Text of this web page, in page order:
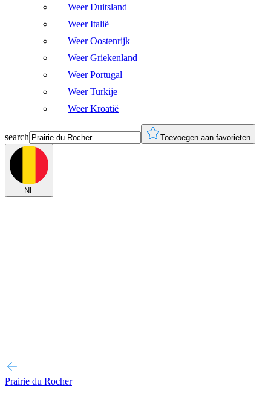
Weer Duitsland
Weer Italië
Weer Oostenrijk
Weer Griekenland
Weer Portugal
Weer Turkije
Weer Kroatië
search Toevoegen aan favorieten
NL
Prairie du Rocher